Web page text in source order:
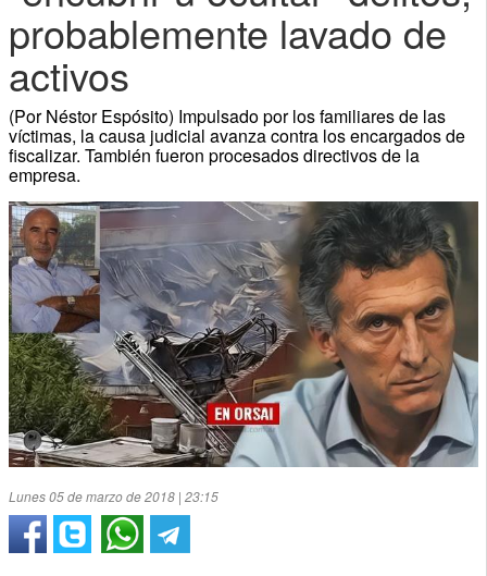
probablemente lavado de
activos
(Por Néstor Espósito) Impulsado por los familiares de las
víctimas, la causa judicial avanza contra los encargados de
fiscalizar. También fueron procesados directivos de la
empresa.
Lunes 05 de marzo de 2018 | 23:15